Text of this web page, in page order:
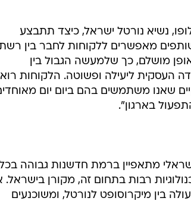
נשיא נורטל ישראל, כיצד תתבצע
מאפשרים ללקוחות לחבר בין
מושלם, כך שלמעשה הגבול בין
העסקית ליעילה ופשוטה. הלקוחות
שאנו משתמשים בהם ביום יום
בארגון".
מתאפיין ברמת חדשנות גבוהה
רבות בתחום זה, מקורן בישראל.
בין מיקרוסופט לנורטל, ומשוכנעים